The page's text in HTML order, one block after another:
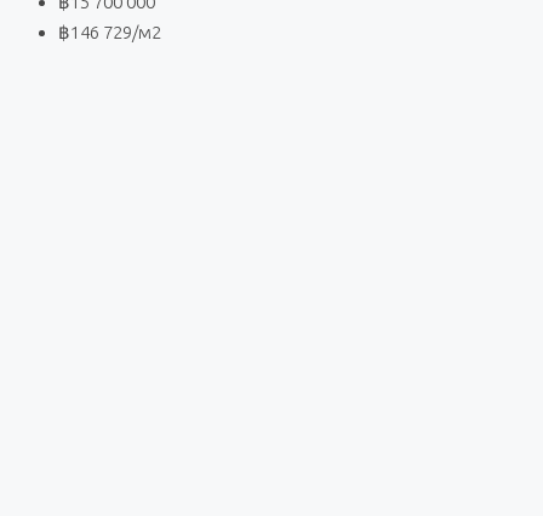
฿146 729/м2